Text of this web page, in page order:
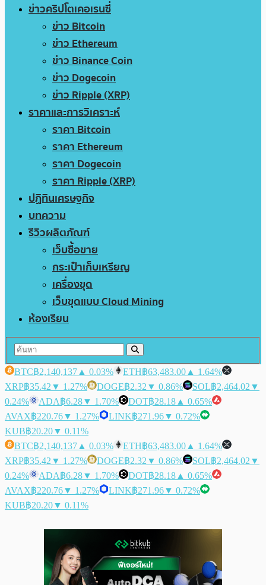
ข่าวคริปโตเคอเรนซี่
ข่าว Bitcoin
ข่าว Ethereum
ข่าว Binance Coin
ข่าว Dogecoin
ข่าว Ripple (XRP)
ราคาและการวิเคราะห์
ราคา Bitcoin
ราคา Ethereum
ราคา Dogecoin
ราคา Ripple (XRP)
ปฏิทินเศรษฐกิจ
บทความ
รีวิวผลิตภัณฑ์
เว็บซื้อขาย
กระเป๋าเก็บเหรียญ
เครื่องขุด
เว็บขุดแบบ Cloud Mining
ห้องเรียน
BTC฿2,140,137 ▲ 0.03% ETH฿63,483.00 ▲ 1.64%
XRP฿35.42 ▼ 1.27% DOGE฿2.32 ▼ 0.86% SOL฿2,464.02 ▼
0.24%
ADA฿6.28▼ 1.70% DOT฿28.18 ▲ 0.65%
AVAX฿220.76▼ 1.27% LINK฿271.96▼ 0.72%
KUB฿20.20▼ 0.11%
BTC฿2,140,137 ▲ 0.03% ETH฿63,483.00 ▲ 1.64%
XRP฿35.42 ▼ 1.27% DOGE฿2.32 ▼ 0.86% SOL฿2,464.02 ▼
0.24%
ADA฿6.28▼ 1.70% DOT฿28.18 ▲ 0.65%
AVAX฿220.76▼ 1.27% LINK฿271.96▼ 0.72%
KUB฿20.20▼ 0.11%